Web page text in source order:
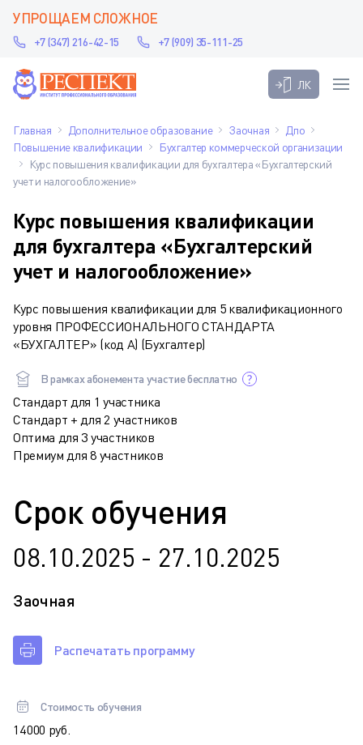
УПРОЩАЕМ СЛОЖНОЕ
+7 (347) 216-42-15 +7 (909) 35-111-25
ЛК
Главная Дополнительное образование Заочная
Дпо
Повышение квалификации
Бухгалтер коммерческой организации
Курс повышения квалификации для бухгалтера «Бухгалтерский
учет и налогообложение»
Курс повышения квалификации
для бухгалтера «Бухгалтерский
учет и налогообложение»
Курс повышения квалификации для 5 квалификационного
уровня ПРОФЕССИОНАЛЬНОГО СТАНДАРТА
«БУХГАЛТЕР» (код А) (Бухгалтер)
В рамках абонемента участие бесплатно
Стандарт для 1 участника
Стандарт + для 2 участников
Оптима для 3 участников
Премиум для 8 участников
Срок обучения
08.10.2025 - 27.10.2025
Заочная
Распечатать программу
Стоимость обучения
14 000 руб.